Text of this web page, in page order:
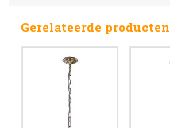
Gerelateerde producten